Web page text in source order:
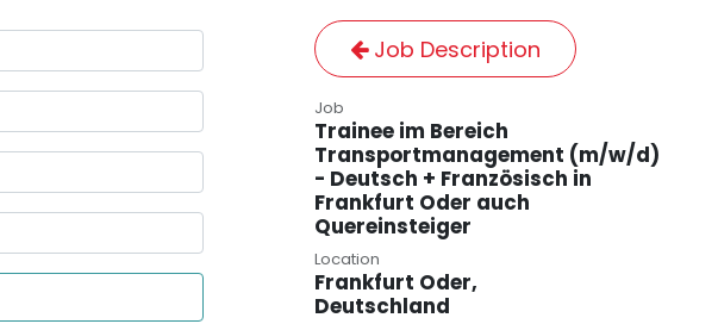
Job Description
Job
Trainee im Bereich
Transportmanagement (m/w/d)
- Deutsch + Französisch in
Frankfurt Oder auch
Quereinsteiger
Location
Frankfurt Oder,
Deutschland